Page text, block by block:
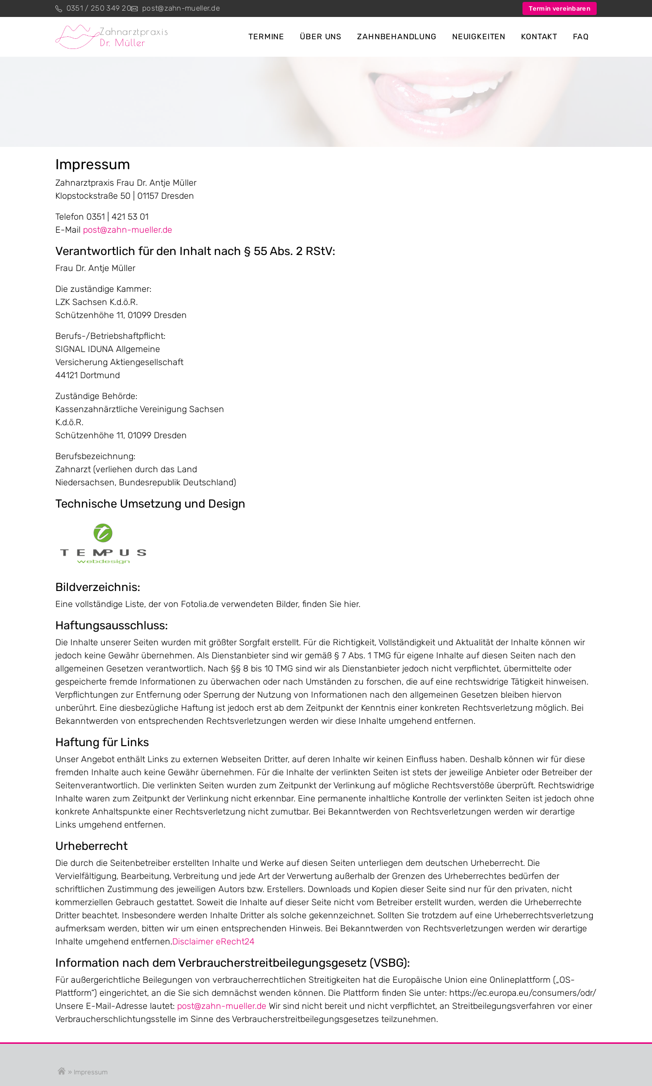
Zum Inhalt springen0351 / 250 349 20 post@zahn-mueller.de Termin vereinbaren
Zahnarztpraxis
Dr. Müller
TERMINE ÜBER UNS ZAHNBEHANDLUNG NEUIGKEITEN KONTAKT FAQ
Impressum
Zahnarztpraxis Frau Dr. Antje Müller
Klopstockstraße 50 | 01157 Dresden
Telefon 0351 | 421 53 01
E-Mail post@zahn-mueller.de
Verantwortlich für den Inhalt nach § 55 Abs. 2 RStV:
Frau Dr. Antje Müller
Die zuständige Kammer:
LZK Sachsen K.d.ö.R.
Schützenhöhe 11, 01099 Dresden
Berufs-/Betriebshaftpflicht:
SIGNAL IDUNA Allgemeine
Versicherung Aktiengesellschaft
44121 Dortmund
Zuständige Behörde:
Kassenzahnärztliche Vereinigung Sachsen
K.d.ö.R.
Schützenhöhe 11, 01099 Dresden
Berufsbezeichnung:
Zahnarzt (verliehen durch das Land
Niedersachsen, Bundesrepublik Deutschland)
Technische Umsetzung und Design
Bildverzeichnis:
Eine vollständige Liste, der von Fotolia.de verwendeten Bilder, finden Sie hier.
Haftungsausschluss:
Die Inhalte unserer Seiten wurden mit größter Sorgfalt erstellt. Für die Richtigkeit, Vollständigkeit und Aktualität der Inhalte können wir
jedoch keine Gewähr übernehmen. Als Dienstanbieter sind wir gemäß § 7 Abs. 1 TMG für eigene Inhalte auf diesen Seiten nach den
allgemeinen Gesetzen verantwortlich. Nach §§ 8 bis 10 TMG sind wir als Dienstanbieter jedoch nicht verpflichtet, übermittelte oder
gespeicherte fremde Informationen zu überwachen oder nach Umständen zu forschen, die auf eine rechtswidrige Tätigkeit hinweisen.
Verpflichtungen zur Entfernung oder Sperrung der Nutzung von Informationen nach den allgemeinen Gesetzen bleiben hiervon
unberührt. Eine diesbezügliche Haftung ist jedoch erst ab dem Zeitpunkt der Kenntnis einer konkreten Rechtsverletzung möglich. Bei
Bekanntwerden von entsprechenden Rechtsverletzungen werden wir diese Inhalte umgehend entfernen.
Haftung für Links
Unser Angebot enthält Links zu externen Webseiten Dritter, auf deren Inhalte wir keinen Einfluss haben. Deshalb können wir für diese
fremden Inhalte auch keine Gewähr übernehmen. Für die Inhalte der verlinkten Seiten ist stets der jeweilige Anbieter oder Betreiber der
Seitenverantwortlich. Die verlinkten Seiten wurden zum Zeitpunkt der Verlinkung auf mögliche Rechtsverstöße überprüft. Rechtswidrige
Inhalte waren zum Zeitpunkt der Verlinkung nicht erkennbar. Eine permanente inhaltliche Kontrolle der verlinkten Seiten ist jedoch ohne
konkrete Anhaltspunkte einer Rechtsverletzung nicht zumutbar. Bei Bekanntwerden von Rechtsverletzungen werden wir derartige
Links umgehend entfernen.
Urheberrecht
Die durch die Seitenbetreiber erstellten Inhalte und Werke auf diesen Seiten unterliegen dem deutschen Urheberrecht. Die
Vervielfältigung, Bearbeitung, Verbreitung und jede Art der Verwertung außerhalb der Grenzen des Urheberrechtes bedürfen der
schriftlichen Zustimmung des jeweiligen Autors bzw. Erstellers. Downloads und Kopien dieser Seite sind nur für den privaten, nicht
kommerziellen Gebrauch gestattet. Soweit die Inhalte auf dieser Seite nicht vom Betreiber erstellt wurden, werden die Urheberrechte
Dritter beachtet. Insbesondere werden Inhalte Dritter als solche gekennzeichnet. Sollten Sie trotzdem auf eine Urheberrechtsverletzung
aufmerksam werden, bitten wir um einen entsprechenden Hinweis. Bei Bekanntwerden von Rechtsverletzungen werden wir derartige
Inhalte umgehend entfernen.Disclaimer eRecht24
Information nach dem Verbraucherstreitbeilegungsgesetz (VSBG):
Für außergerichtliche Beilegungen von verbraucherrechtlichen Streitigkeiten hat die Europäische Union eine Onlineplattform („OS-
Plattform“) eingerichtet, an die Sie sich demnächst wenden können. Die Plattform finden Sie unter: https://ec.europa.eu/consumers/odr/
Unsere E-Mail-Adresse lautet: post@zahn-mueller.de Wir sind nicht bereit und nicht verpflichtet, an Streitbeilegungsverfahren vor einer
Verbraucherschlichtungsstelle im Sinne des Verbraucherstreitbeilegungsgesetzes teilzunehmen.
» Impressum